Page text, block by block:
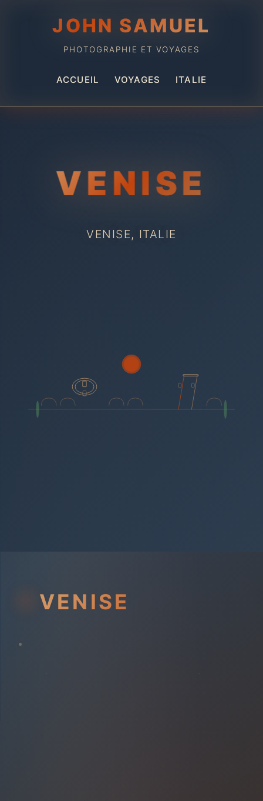
JOHN SAMUEL
PHOTOGRAPHIE ET VOYAGES
ACCUEIL VOYAGES ITALIE
VENISE
VENISE, ITALIE
VENISE